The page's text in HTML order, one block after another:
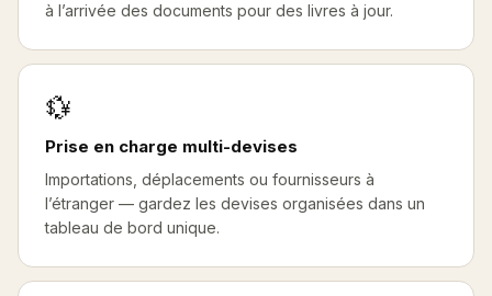
à l’arrivée des documents pour des livres à jour.
💱
Prise en charge multi-devises
Importations, déplacements ou fournisseurs à
l’étranger — gardez les devises organisées dans un
tableau de bord unique.